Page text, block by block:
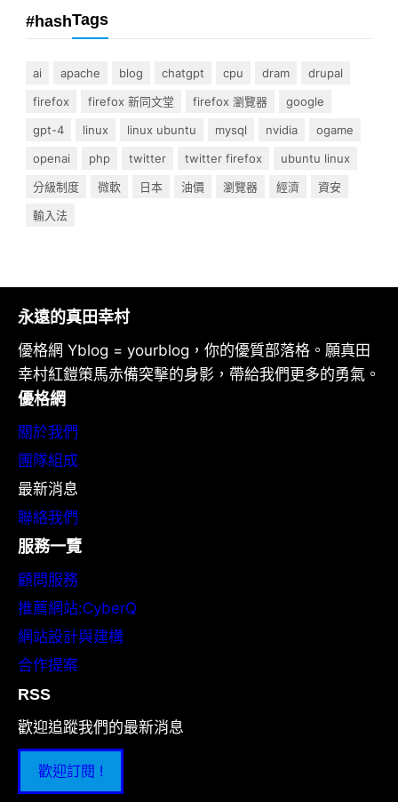
#hashTags
ai apache blog chatgpt cpu dram
drupal
firefox
firefox 新同文堂 firefox 瀏覽器
google
gpt-4
linux linux ubuntu mysql nvidia
ogame
openai
php twitter twitter firefox
ubuntu linux
分級制度
微軟 日本 油價 瀏覽器 經濟
資安
輸入法
永遠的真田幸村
優格網 Yblog = yourblog，你的優質部落格。願真田
幸村紅鎧策馬赤備突擊的身影，帶給我們更多的勇氣。
優格網
關於我們
團隊組成
最新消息
聯絡我們
服務一覽
顧問服務
推薦網站:CyberQ
網站設計與建構
合作提案
RSS
歡迎追蹤我們的最新消息
歡迎訂閱 !